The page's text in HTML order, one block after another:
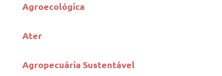
Agroecológica
Ater
Agropecuária Sustentável